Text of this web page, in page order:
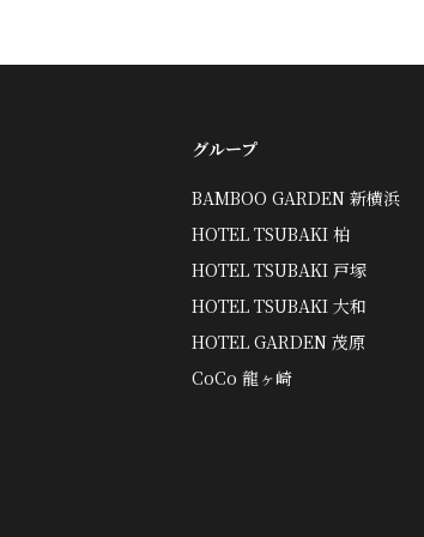
グループ
BAMBOO GARDEN 新横浜
HOTEL TSUBAKI 柏
HOTEL TSUBAKI 戸塚
HOTEL TSUBAKI 大和
HOTEL GARDEN 茂原
CoCo 龍ヶ崎